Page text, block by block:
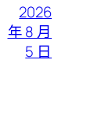
2026
年 8 月
5 日